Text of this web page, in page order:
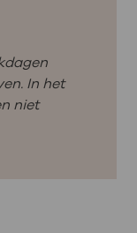
In het
niet